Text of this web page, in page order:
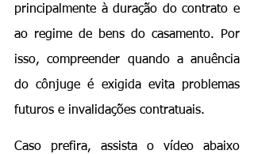
principalmente à duração do contrato e
ao regime de bens do casamento. Por
isso, compreender quando a anuência
do cônjuge é exigida evita problemas
futuros e invalidações contratuais.
Caso prefira, assista o vídeo abaixo